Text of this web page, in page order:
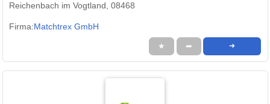
Reichenbach im Vogtland, 08468
Firma:Matchtrex GmbH
★ ➦ ➜